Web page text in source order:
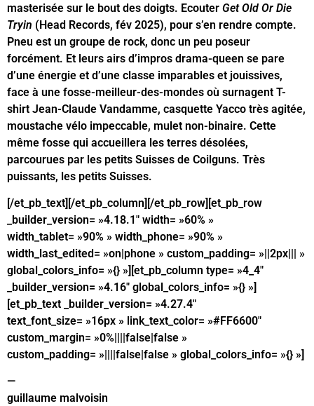
masterisée sur le bout des doigts. Ecouter Get Old Or Die
Tryin (Head Records, fév 2025), pour s’en rendre compte.
Pneu est un groupe de rock, donc un peu poseur
forcément. Et leurs airs d’impros drama-queen se pare
d’une énergie et d’une classe imparables et jouissives,
face à une fosse-meilleur-des-mondes où surnagent T-
shirt Jean-Claude Vandamme, casquette Yacco très agitée,
moustache vélo impeccable, mulet non-binaire. Cette
même fosse qui accueillera les terres désolées,
parcourues par les petits Suisses de Coilguns. Très
puissants, les petits Suisses.
[/et_pb_text][/et_pb_column][/et_pb_row][et_pb_row
_builder_version= »4.18.1″ width= »60% »
width_tablet= »90% » width_phone= »90% »
width_last_edited= »on|phone » custom_padding= »||2px||| »
global_colors_info= »{} »][et_pb_column type= »4_4″
_builder_version= »4.16″ global_colors_info= »{} »]
[et_pb_text _builder_version= »4.27.4″
text_font_size= »16px » link_text_color= »#FF6600″
custom_margin= »0%||||false|false »
custom_padding= »||||false|false » global_colors_info= »{} »]
—
guillaume malvoisin